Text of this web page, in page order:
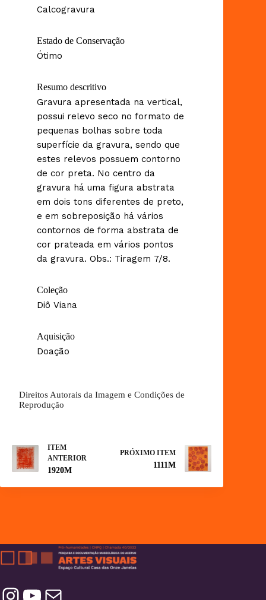
Calcogravura
Estado de Conservação
Ótimo
Resumo descritivo
Gravura apresentada na vertical,
possui relevo seco no formato de
pequenas bolhas sobre toda
superfície da gravura, sendo que
estes relevos possuem contorno
de cor preta. No centro da
gravura há uma figura abstrata
em dois tons diferentes de preto,
e em sobreposição há vários
contornos de forma abstrata de
cor prateada em vários pontos
da gravura. Obs.: Tiragem 7/8.
Coleção
Diô Viana
Aquisição
Doação
Direitos Autorais da Imagem e Condições de
Reprodução
ITEM
ANTERIOR
1920M
PRÓXIMO ITEM
1111M
Instagram YouTube Contatos